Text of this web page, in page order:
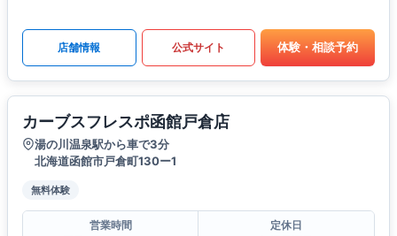
店舗情報 公式サイト 体験・相談予約
カーブスフレスポ函館戸倉店
湯の川温泉駅から車で3分
北海道函館市戸倉町130ー1
無料体験
営業時間
定休日